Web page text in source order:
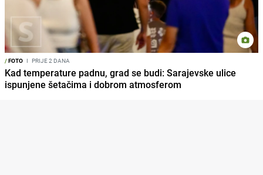
/FOTO I PRIJE 2 DANA
Kad temperature padnu, grad se budi: Sarajevske ulice
ispunjene šetačima i dobrom atmosferom